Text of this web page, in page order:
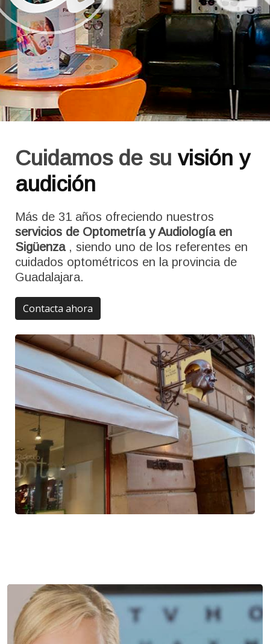
Cuidamos de suvisión y
audición
Más de 31 años ofreciendo nuestros
servicios de Optometría y Audiología en
Sigüenza, siendo uno de los referentes en
cuidados optométricos en la provincia de
Guadalajara.
Contacta ahora